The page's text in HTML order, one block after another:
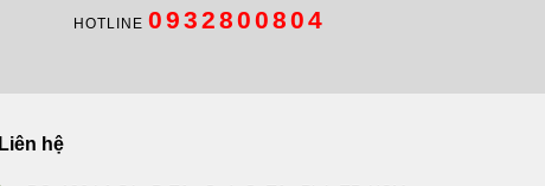
HOTLINE 0932800804
Liên hệ